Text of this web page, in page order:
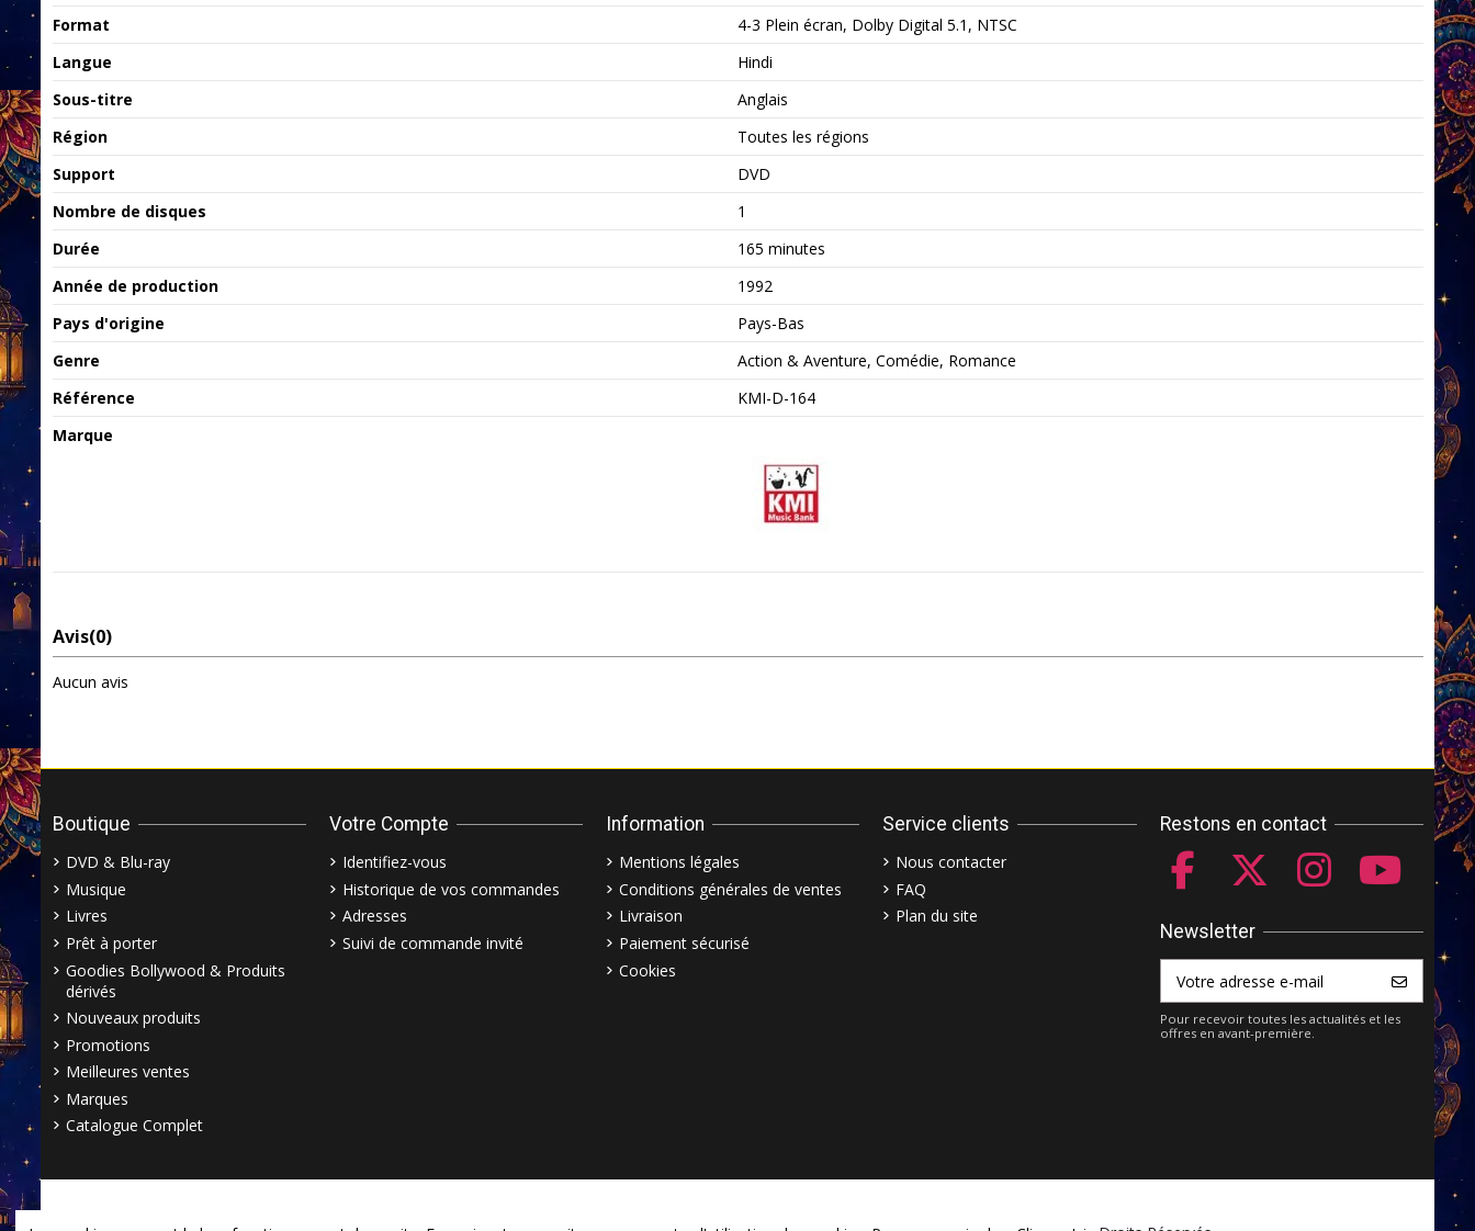
Format
4-3 Plein écran, Dolby Digital 5.1, NTSC
Langue
Hindi
Sous-titre
Anglais
Région
Toutes les régions
Support
DVD
Nombre de disques
1
Durée
165 minutes
Année de production
1992
Pays d'origine
Pays-Bas
Genre
Action & Aventure, Comédie, Romance
Référence
KMI-D-164
Marque
Avis(0)
Aucun avis
Boutique
DVD & Blu-ray
Musique
Livres
Prêt à porter
Goodies Bollywood & Produits
dérivés
Nouveaux produits
Promotions
Meilleures ventes
Marques
Catalogue Complet
Votre Compte
Identifiez-vous
Historique de vos commandes
Adresses
Suivi de commande invité
Information
Mentions légales
Conditions générales de ventes
Livraison
Paiement sécurisé
Cookies
Service clients
Nous contacter
FAQ
Plan du site
Restons en contact
Newsletter
Pour recevoir toutes les actualités et les
offres en avant-première.